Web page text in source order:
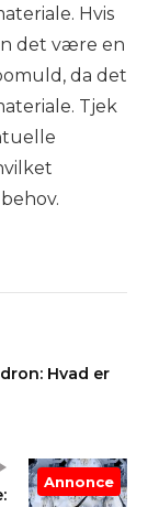
Hvis
det være en
da det
Tjek
Hvad er
Annonce